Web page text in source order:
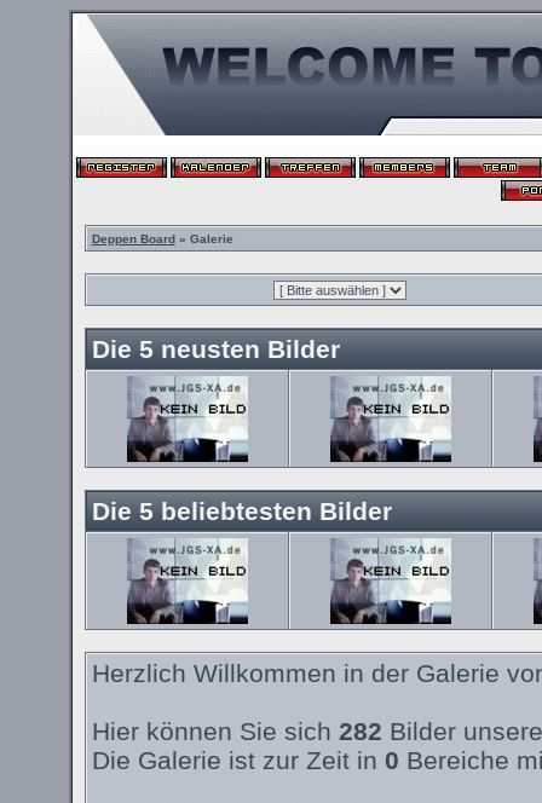
Deppen Board» Galerie
Die 5 neusten Bilder
Die 5 beliebtesten Bilder
Herzlich Willkommen in der Galerie
Hier können Sie sich 282 Bilder
Die Galerie ist zur Zeit in 0 Bereiche